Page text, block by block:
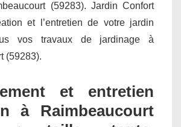
(59283). Jardin Confort
et l’entretien de votre jardin
vos travaux de jardinage à
(59283).
et entretien
à Raimbeaucourt